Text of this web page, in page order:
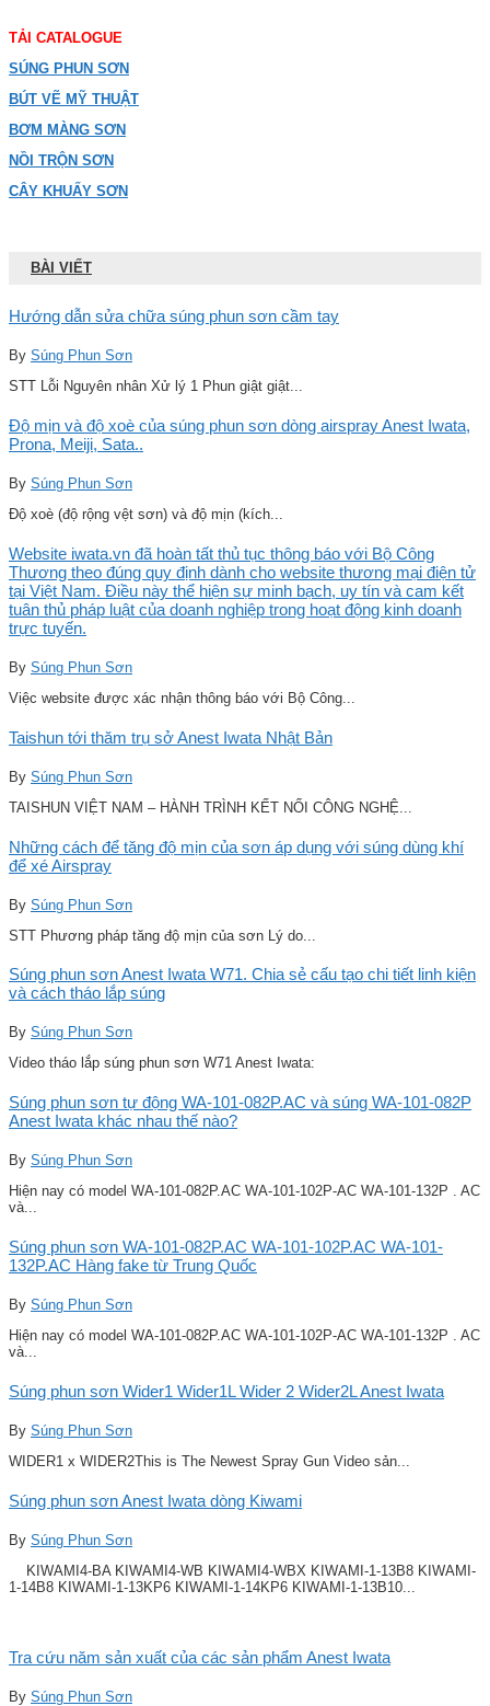
TẢI CATALOGUE
SÚNG PHUN SƠN
BÚT VẼ MỸ THUẬT
BƠM MÀNG SƠN
NỒI TRỘN SƠN
CÂY KHUẤY SƠN
BÀI VIẾT
Hướng dẫn sửa chữa súng phun sơn cầm tay
By Súng Phun Sơn
STT Lỗi Nguyên nhân Xử lý 1 Phun giật giật...
Độ mịn và độ xoè của súng phun sơn dòng airspray Anest Iwata,
Prona, Meiji, Sata..
By Súng Phun Sơn
Độ xoè (độ rộng vệt sơn) và độ mịn (kích...
Website iwata.vn đã hoàn tất thủ tục thông báo với Bộ Công
Thương theo đúng quy định dành cho website thương mại điện tử
tại Việt Nam. Điều này thể hiện sự minh bạch, uy tín và cam kết
tuân thủ pháp luật của doanh nghiệp trong hoạt động kinh doanh
trực tuyến.
By Súng Phun Sơn
Việc website được xác nhận thông báo với Bộ Công...
Taishun tới thăm trụ sở Anest Iwata Nhật Bản
By Súng Phun Sơn
TAISHUN VIỆT NAM – HÀNH TRÌNH KẾT NỐI CÔNG NGHỆ...
Những cách để tăng độ mịn của sơn áp dụng với súng dùng khí
để xé Airspray
By Súng Phun Sơn
STT Phương pháp tăng độ mịn của sơn Lý do...
Súng phun sơn Anest Iwata W71. Chia sẻ cấu tạo chi tiết linh kiện
và cách tháo lắp súng
By Súng Phun Sơn
Video tháo lắp súng phun sơn W71 Anest Iwata:
Súng phun sơn tự động WA-101-082P.AC và súng WA-101-082P
Anest Iwata khác nhau thế nào?
By Súng Phun Sơn
Hiện nay có model WA-101-082P.AC WA-101-102P-AC WA-101-132P . AC
và...
Súng phun sơn WA-101-082P.AC WA-101-102P.AC WA-101-
132P.AC Hàng fake từ Trung Quốc
By Súng Phun Sơn
Hiện nay có model WA-101-082P.AC WA-101-102P-AC WA-101-132P . AC
và...
Súng phun sơn Wider1 Wider1L Wider 2 Wider2L Anest Iwata
By Súng Phun Sơn
WIDER1 x WIDER2This is The Newest Spray Gun Video sản...
Súng phun sơn Anest Iwata dòng Kiwami
By Súng Phun Sơn
KIWAMI4-BA KIWAMI4-WB KIWAMI4-WBX KIWAMI-1-13B8 KIWAMI-
1-14B8 KIWAMI-1-13KP6 KIWAMI-1-14KP6 KIWAMI-1-13B10...
Tra cứu năm sản xuất của các sản phẩm Anest Iwata
By Súng Phun Sơn